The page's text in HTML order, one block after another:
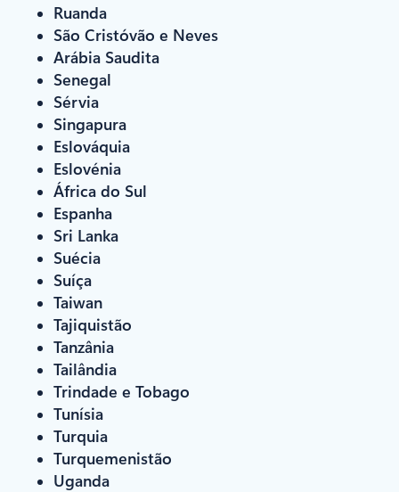
Ruanda
São Cristóvão e Neves
Arábia Saudita
Senegal
Sérvia
Singapura
Eslováquia
Eslovénia
África do Sul
Espanha
Sri Lanka
Suécia
Suíça
Taiwan
Tajiquistão
Tanzânia
Tailândia
Trindade e Tobago
Tunísia
Turquia
Turquemenistão
Uganda